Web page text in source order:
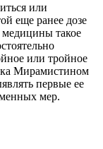
или
еще ранее дозе
такое
или тройное
Мирамистином
первые ее
мер.